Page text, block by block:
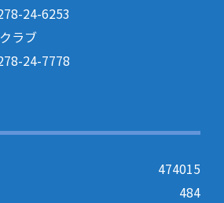
24-6253
ラブ
24-7778
474015
484